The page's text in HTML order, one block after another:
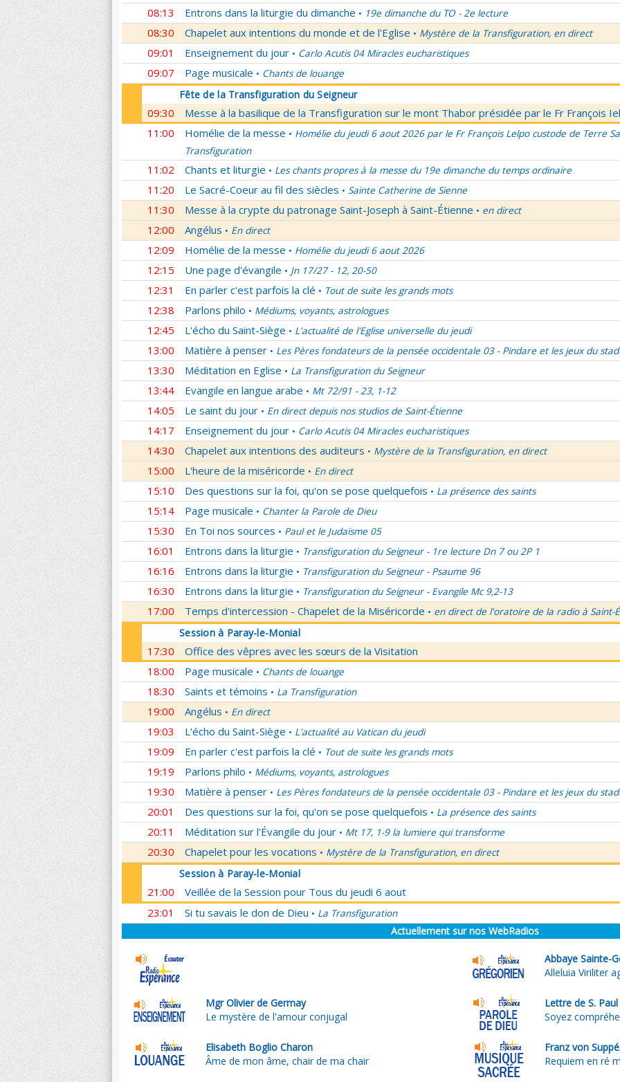
08:13 Entrons dans la liturgie du dimanche • 19e dimanche du TO - 2e lecture
08:30 Chapelet aux intentions du monde et de l'Eglise • Mystère de la Transfiguration, en direct
09:01 Enseignement du jour • Carlo Acutis 04 Miracles eucharistiques
09:07 Page musicale • Chants de louange
Fête de la Transfiguration du Seigneur
09:30
Messe à la basilique de la Transfiguration sur le mont Thabor présidée par le Fr François
11:00
Homélie de la messe • Homélie du jeudi 6 aout 2026 par le Fr François Lelpo custode de Terre
Transfiguration
11:02 Chants et liturgie • Les chants propres à la messe du 19e dimanche du temps ordinaire
11:20 Le Sacré-Coeur au fil des siècles • Sainte Catherine de Sienne
11:30 Messe à la crypte du patronage Saint-Joseph à Saint-Étienne • en direct
12:00 Angélus • En direct
12:09 Homélie de la messe • Homélie du jeudi 6 aout 2026
12:15 Une page d'évangile • Jn 17/27 - 12, 20-50
12:31 En parler c'est parfois la clé • Tout de suite les grands mots
12:38 Parlons philo • Médiums, voyants, astrologues
12:45 L'écho du Saint-Siège • L'actualité de l'Eglise universelle du jeudi
13:00 Matière à penser • Les Pères fondateurs de la pensée occidentale 03 - Pindare et les jeux du
13:30 Méditation en Eglise • La Transfiguration du Seigneur
13:44 Evangile en langue arabe • Mt 72/91 - 23, 1-12
14:05 Le saint du jour • En direct depuis nos studios de Saint-Étienne
14:17 Enseignement du jour • Carlo Acutis 04 Miracles eucharistiques
14:30 Chapelet aux intentions des auditeurs • Mystère de la Transfiguration, en direct
15:00 L'heure de la miséricorde • En direct
15:10 Des questions sur la foi, qu'on se pose quelquefois • La présence des saints
15:14 Page musicale • Chanter la Parole de Dieu
15:30 En Toi nos sources • Paul et le Judaïsme 05
16:01 Entrons dans la liturgie • Transfiguration du Seigneur - 1re lecture Dn 7 ou 2P 1
16:16 Entrons dans la liturgie • Transfiguration du Seigneur - Psaume 96
16:30 Entrons dans la liturgie • Transfiguration du Seigneur - Evangile Mc 9,2-13
17:00 Temps d'intercession - Chapelet de la Miséricorde • en direct de l'oratoire de la radio à Saint-
Session à Paray-le-Monial
17:30
Office des vêpres avec les sœurs de la Visitation
18:00
Page musicale • Chants de louange
18:30 Saints et témoins • La Transfiguration
19:00 Angélus • En direct
19:03 L'écho du Saint-Siège • L'actualité au Vatican du jeudi
19:09 En parler c'est parfois la clé • Tout de suite les grands mots
19:19 Parlons philo • Médiums, voyants, astrologues
19:30 Matière à penser • Les Pères fondateurs de la pensée occidentale 03 - Pindare et les jeux du
20:01 Des questions sur la foi, qu'on se pose quelquefois • La présence des saints
20:11 Méditation sur l'Évangile du jour • Mt 17, 1-9 la lumiere qui transforme
20:30 Chapelet pour les vocations • Mystère de la Transfiguration, en direct
Session à Paray-le-Monial
21:00
Veillée de la Session pour Tous du jeudi 6 aout
23:01
Si tu savais le don de Dieu • La Transfiguration
Actuellement sur nos WebRadios
Abbaye Sainte-
Alleluia Viriliter
Mgr Olivier de Germay
Le mystère de l'amour conjugal
Lettre de S.
Soyez
Elisabeth Boglio Charon
Âme de mon âme, chair de ma chair
Franz von
Requiem en ré